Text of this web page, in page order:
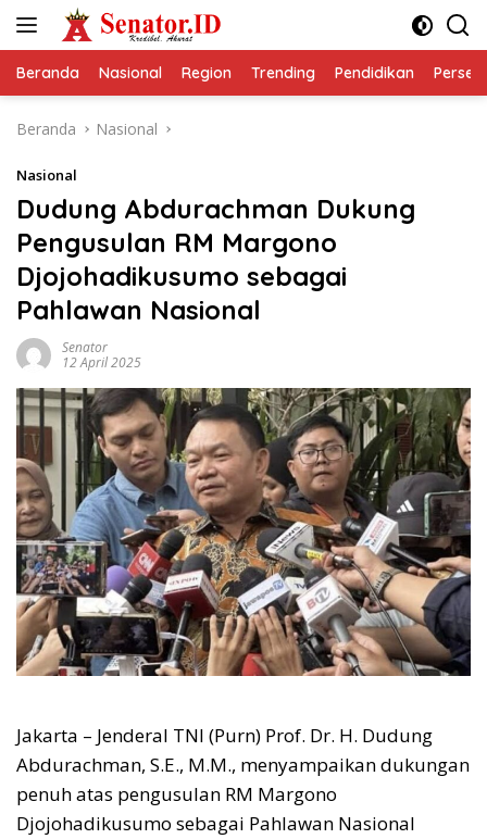
Beranda Nasional Region Trending Pendidikan
Beranda Nasional
Nasional
Dudung Abdurachman Dukung
Pengusulan RM Margono
Djojohadikusumo sebagai
Pahlawan Nasional
Senator
12 April 2025
Jakarta – Jenderal TNI (Purn) Prof. Dr. H. Dudung
Abdurachman, S.E., M.M., menyampaikan dukungan
penuh atas pengusulan RM Margono
Djojohadikusumo sebagai Pahlawan Nasional